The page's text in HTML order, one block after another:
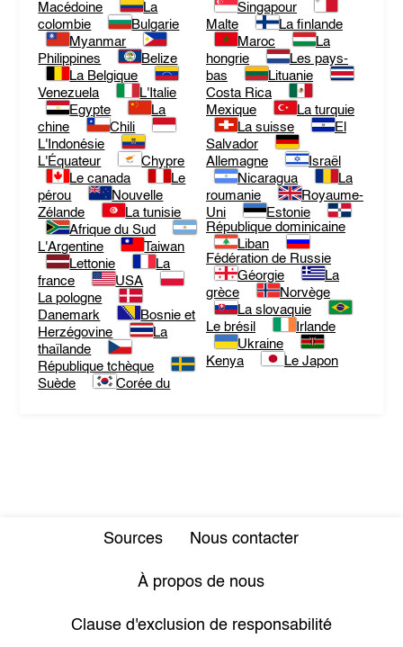
Macédoine
La
colombie
Bulgarie
Myanmar
Philippines
Belize
La Belgique
Venezuela
L'Italie
Egypte
La
chine
Chili
L'Indonésie
L'Équateur
Chypre
Le canada
Le
pérou
Nouvelle
Zélande
La tunisie
Afrique du Sud
L'Argentine
Taiwan
Lettonie
La
france
USA
La pologne
Danemark
Bosnie et
Herzégovine
La
thaïlande
République tchèque
Suède
Corée du
Singapour
Malte
La finlande
Maroc
La
hongrie
Les pays-
bas
Lituanie
Costa Rica
Mexique
La turquie
La suisse
El
Salvador
Allemagne
Israël
Nicaragua
La
roumanie
Royaume-
Uni
Estonie
République dominicaine
Liban
Fédération de Russie
Géorgie
La
grèce
Norvège
La slovaquie
Le brésil
Irlande
Ukraine
Kenya
Le Japon
Sources Nous contacter
À propos de nous
Clause d'exclusion de responsabilité